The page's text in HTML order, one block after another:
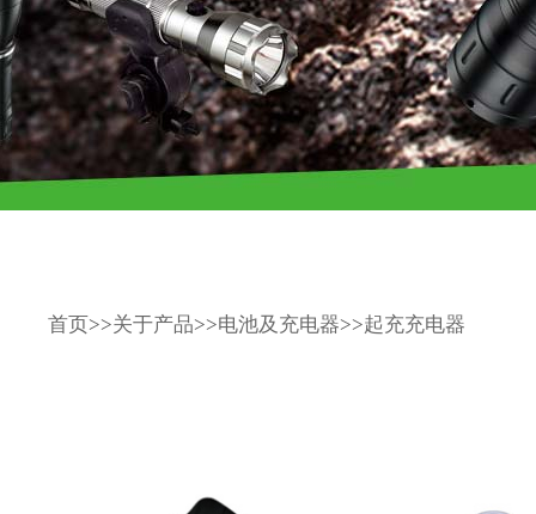
首页>>关于产品>>电池及充电器>>起充充电器